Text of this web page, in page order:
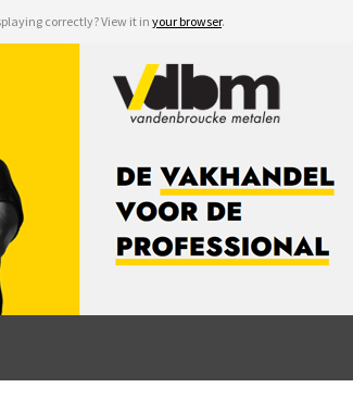
correctly? View it in your browser.